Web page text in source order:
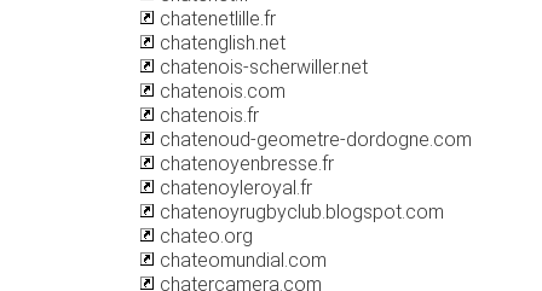
chatenetlille.fr
chatenglish.net
chatenois-scherwiller.net
chatenois.com
chatenois.fr
chatenoud-geometre-dordogne.com
chatenoyenbresse.fr
chatenoyleroyal.fr
chatenoyrugbyclub.blogspot.com
chateo.org
chateomundial.com
chatercamera.com